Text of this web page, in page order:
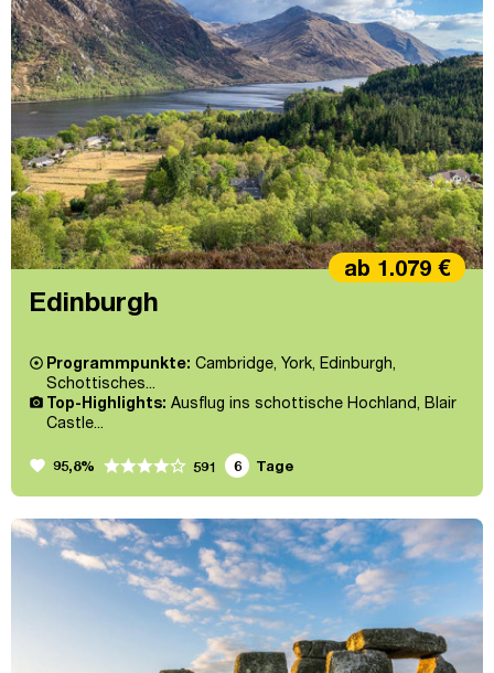
Edinburgh
Programmpunkte: Cambridge, York, Edinburgh,
Schottisches...
Top-Highlights: Ausflug ins schottische Hochland, Blair
Castle...
ab 1.079 €
favorite 95,8% 591 6 Tage